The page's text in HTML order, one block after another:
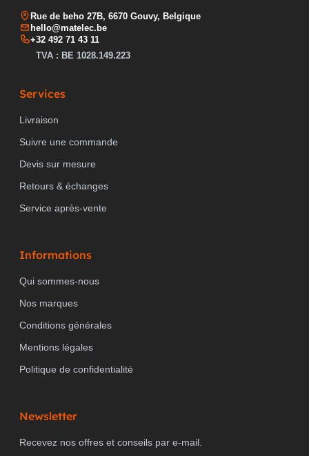
Rue de beho 27B, 6670 Gouvy, Belgique
hello@matelec.be
+32 492 71 43 11
TVA : BE 1028.149.223
Services
Livraison
Suivre une commande
Devis sur mesure
Retours & échanges
Service après-vente
Informations
Qui sommes-nous
Nos marques
Conditions générales
Mentions légales
Politique de confidentialité
Newsletter
Recevez nos offres et conseils par e-mail.